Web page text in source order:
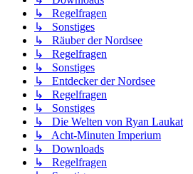
↳ Regelfragen
↳ Sonstiges
↳ Räuber der Nordsee
↳ Regelfragen
↳ Sonstiges
↳ Entdecker der Nordsee
↳ Regelfragen
↳ Sonstiges
↳ Die Welten von Ryan Laukat
↳ Acht-Minuten Imperium
↳ Downloads
↳ Regelfragen